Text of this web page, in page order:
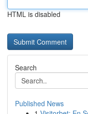
HTML is disabled
Search
Published News